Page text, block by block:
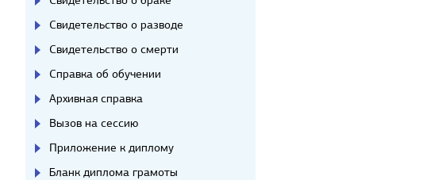
Свидетельство о разводе
Свидетельство о смерти
Справка об обучении
Архивная справка
Вызов на сессию
Приложение к диплому
Бланк диплома грамоты